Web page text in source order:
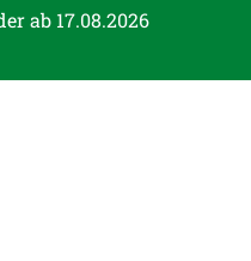
ab 17.08.2026